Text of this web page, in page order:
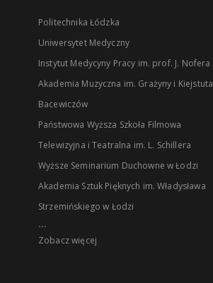
Politechnika Łódzka
Uniwersytet Medyczny
Instytut Medycyny Pracy im. prof. J. Nofera
Akademia Muzyczna im. Grażyny i Kiejstuta
Bacewiczów
Państwowa Wyższa Szkoła Filmowa
Telewizyjna i Teatralna im. L. Schillera
Wyższe Seminarium Duchowne w Łodzi
Akademia Sztuk Pięknych im. Władysława
Strzemińskiego w Łodzi
...
Zobacz więcej